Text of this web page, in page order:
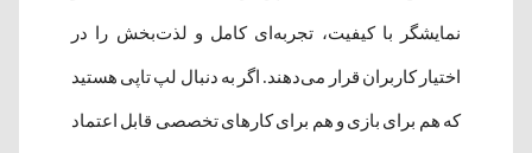
نمایشگر با کیفیت، تجربه‌ای کامل و لذت‌بخش را در
اختیار کاربران قرار می‌دهند. اگر به دنبال لپ تاپی هستید
که هم برای بازی و هم برای کارهای تخصصی قابل اعتماد